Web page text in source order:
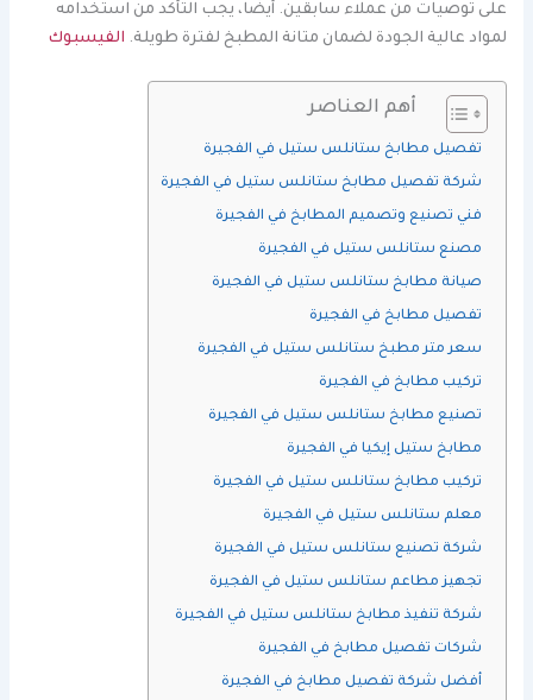
على توصيات من عملاء سابقين. أيضًا، يجب التأكد من استخدامه
لمواد عالية الجودة لضمان متانة المطبخ لفترة طويلة. الفيسبوك
أهم العناصر
تفصيل مطابخ ستانلس ستيل في الفجيرة
شركة تفصيل مطابخ ستانلس ستيل في الفجيرة
فني تصنيع وتصميم المطابخ في الفجيرة
مصنع ستانلس ستيل في الفجيرة
صيانة مطابخ ستانلس ستيل في الفجيرة
تفصيل مطابخ في الفجيرة
سعر متر مطبخ ستانلس ستيل في الفجيرة
تركيب مطابخ في الفجيرة
تصنيع مطابخ ستانلس ستيل في الفجيرة
مطابخ ستيل إيكيا في الفجيرة
تركيب مطابخ ستانلس ستيل في الفجيرة
معلم ستانلس ستيل في الفجيرة
شركة تصنيع ستانلس ستيل في الفجيرة
تجهيز مطاعم ستانلس ستيل في الفجيرة
شركة تنفيذ مطابخ ستانلس ستيل في الفجيرة
شركات تفصيل مطابخ في الفجيرة
أفضل شركة تفصيل مطابخ في الفجيرة